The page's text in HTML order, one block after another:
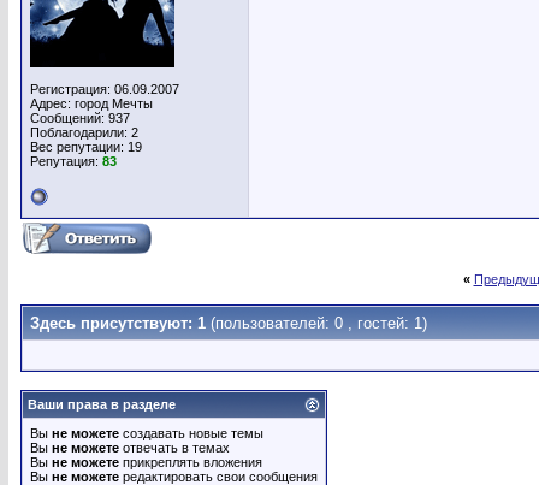
Регистрация: 06.09.2007
Адрес: город Мечты
Сообщений: 937
Поблагодарили: 2
Вес репутации: 19
Репутация: 83
«
Здесь присутствуют: 1 (пользователей: 0 , гостей: 1)
Ваши права в разделе
Вы не можете создавать новые темы
Вы не можете отвечать в темах
Вы не можете прикреплять вложения
Вы не можете редактировать свои сообщения